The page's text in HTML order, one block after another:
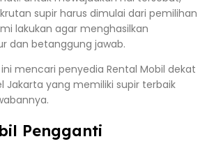
supir harus dimulai dari pemilihan
lakukan agar menghasilkan
dan betanggung jawab.
mencari penyedia Rental Mobil dekat
Jakarta yang memiliki supir terbaik
Pengganti